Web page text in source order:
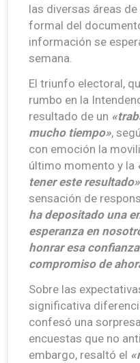
las diversas áreas
formal del
información se
semana.
El triunfo electoral,
rumbo en la
resultado de un
mucho tiempo»,
con emoción la
último momento y la
tener este resultado»
sensación de
ha depositado una
esperanza en
honrar esa
compromiso de
Sobre las
significativa
confesó una
encuestas que no
embargo, resaltó el